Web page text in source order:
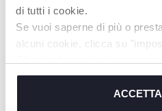
di tutti i cookie.
Se vuoi saperne di più o
alcuni cookie, clicca su
cookie tecnici, indispensabili